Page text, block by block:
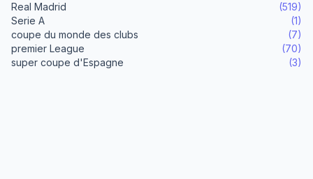
Real Madrid
(519)
Serie A
(1)
coupe du monde des clubs
(7)
premier League
(70)
super coupe d'Espagne
(3)